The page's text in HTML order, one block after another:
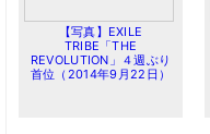
【写真】EXILE
TRIBE「THE
REVOLUTION」４週ぶり
首位（2014年9月22日）